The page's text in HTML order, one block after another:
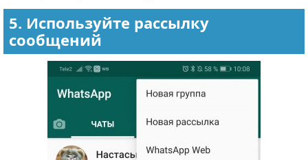
5. Используйте рассылку
сообщений